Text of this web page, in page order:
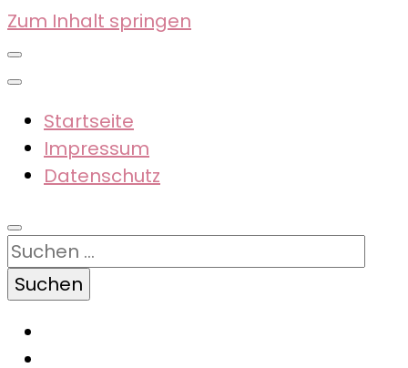
Zum Inhalt springen
Startseite
Impressum
Datenschutz
Suchen
nach: